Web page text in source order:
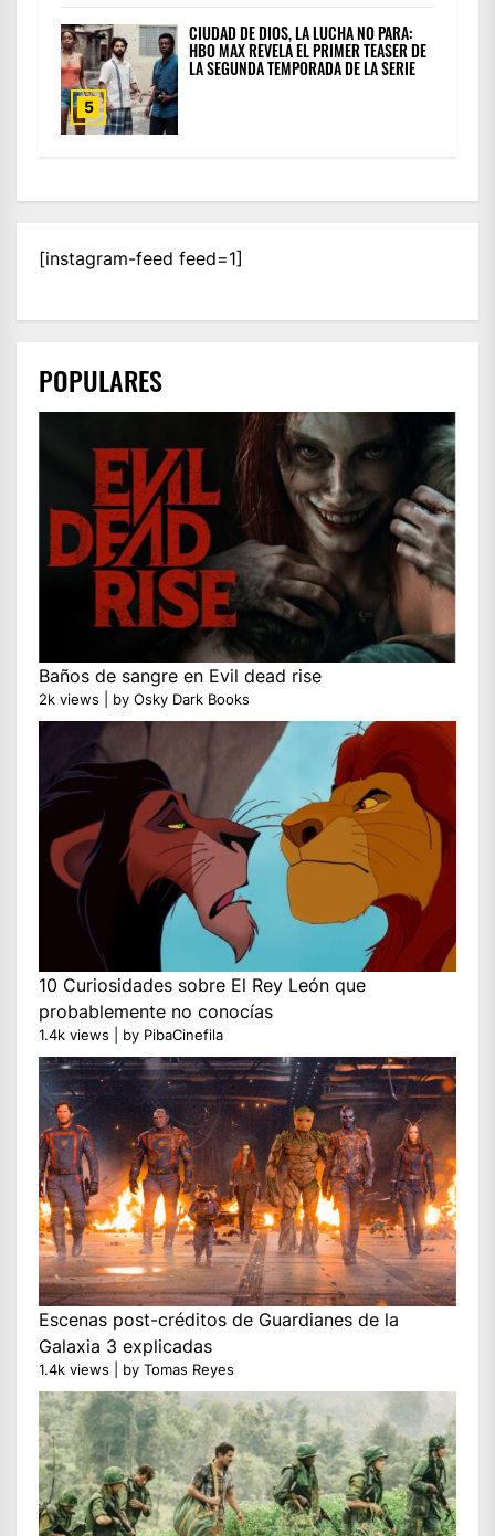
5
CIUDAD DE DIOS, LA LUCHA NO PARA:
HBO MAX REVELA EL PRIMER TEASER DE
LA SEGUNDA TEMPORADA DE LA SERIE
[instagram-feed feed=1]
POPULARES
Baños de sangre en Evil dead rise
2k views by Osky Dark Books
10 Curiosidades sobre El Rey León que
probablemente no conocías
1.4k views by PibaCinefila
Escenas post-créditos de Guardianes de la
Galaxia 3 explicadas
1.4k views by Tomas Reyes